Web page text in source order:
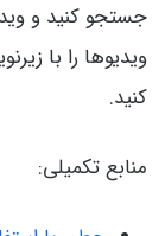
جستجو کنید و
ویدیوها را با
کنید.
منابع تکمیلی: